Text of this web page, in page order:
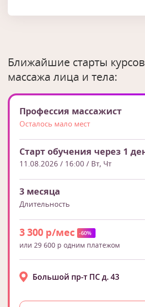
Ближайшие старты
массажа лица и тела:
Профессия массажист
Осталось мало мест
Старт обучения через 1
11.08.2026 / 16:00 / Вт, Чт
3 месяца
Длительность
3 300 р/мес -60%
или 29 600 р одним платежом
Большой пр-т ПС д. 43